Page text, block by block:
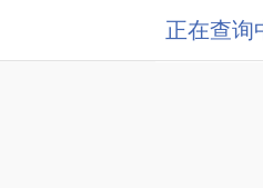
正在查询